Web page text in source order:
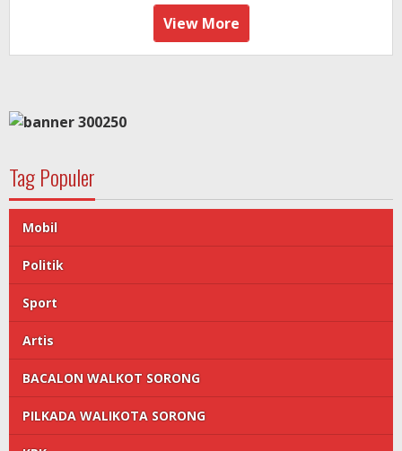
View More
Tag Populer
Mobil
Politik
Sport
Artis
BACALON WALKOT SORONG
PILKADA WALIKOTA SORONG